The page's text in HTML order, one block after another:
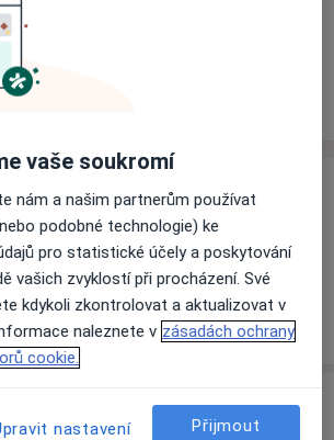
Rezervovat termín
a cenách nejsou k dispozici
ještě nepřidával žádné informace o
svých službách.
vaše soukromí
nám a našim partnerům používat
podobné technologie) ke
pro statistické účely a poskytování
vašich zvyklostí při procházení. Své
kdykoli zkontrolovat a aktualizovat v
naleznete v zásadách ochrany
cookie.
nastavení Přijmout